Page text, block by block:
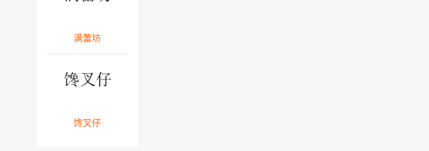
满蕾坊
馋叉仔